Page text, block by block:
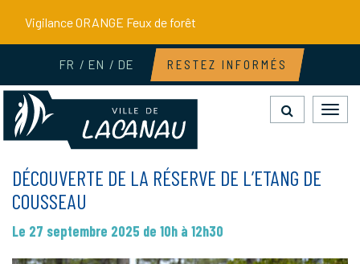
Vigilance ORANGE Feux de forêt
FR EN DE RESTEZ INFORMÉS
DÉCOUVERTE DE LA RÉSERVE DE L’ETANG DE
COUSSEAU
Le 27 septembre 2025 de 10h à 12h30